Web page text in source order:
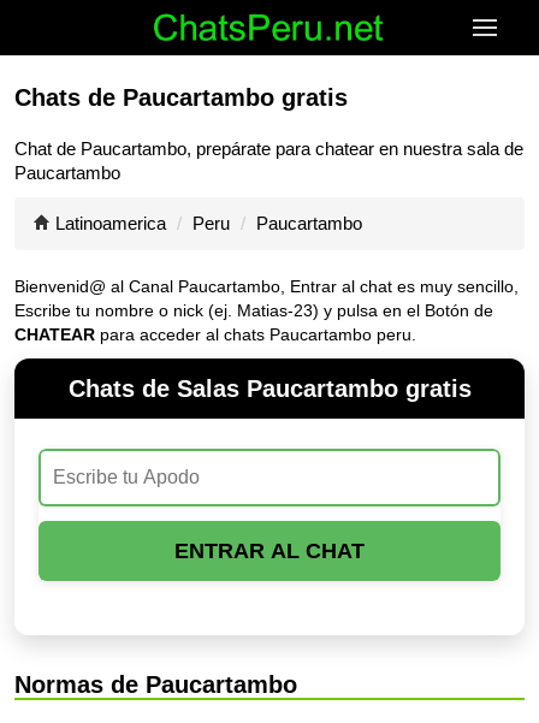
Chats de Paucartambo gratis
Chat de Paucartambo, prepárate para chatear en nuestra sala de
Paucartambo
Latinoamerica Peru Paucartambo
Bienvenid@ al Canal Paucartambo , Entrar al chat es muy sencillo,
Escribe tu nombre o nick (ej. Matias-23) y pulsa en el Botón de
CHATEAR para acceder al chats Paucartambo peru.
Chats de Salas Paucartambo gratis
ENTRAR AL CHAT
Normas de Paucartambo